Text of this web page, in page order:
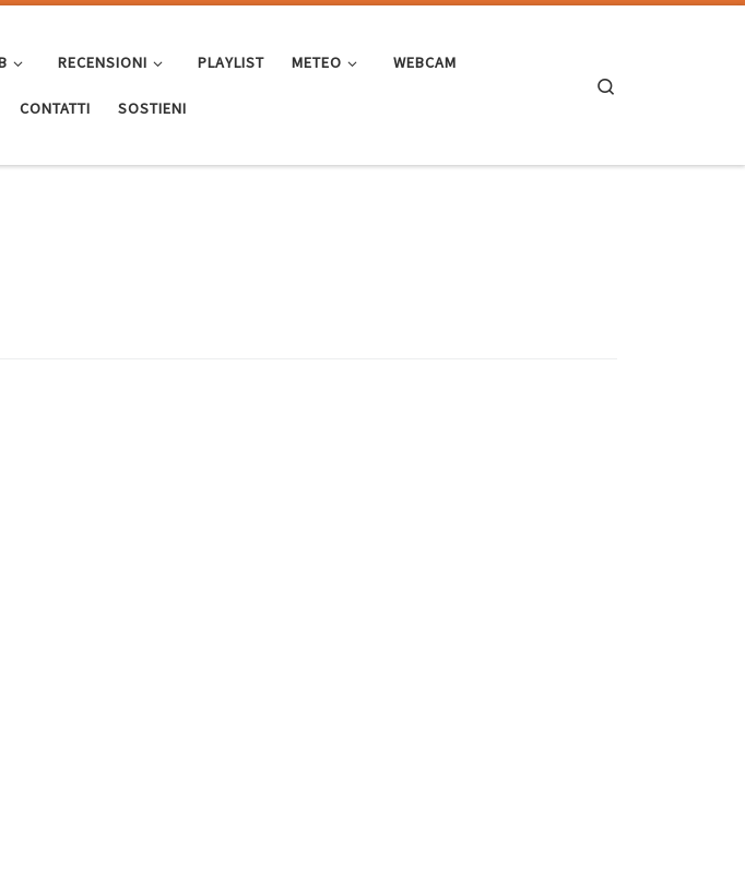
RECENSIONI PLAYLIST METEO WEBCAM
CONTATTI SOSTIENI